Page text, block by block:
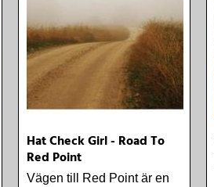
Hat Check Girl - Road To
Red Point
Vägen till Red Point är en